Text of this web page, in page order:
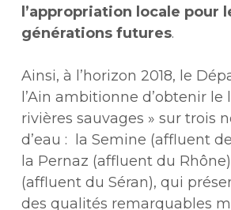
l’appropriation locale pour
générations futures.
Ainsi, à l’horizon 2018, le
l’Ain ambitionne d’obtenir le
rivières sauvages » sur trois
d’eau : la Semine (affluent
la Pernaz (affluent du
(affluent du Séran), qui
des qualités remarquables